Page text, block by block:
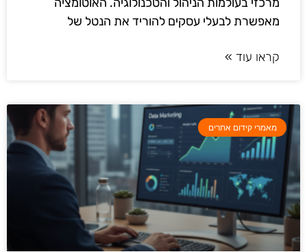
מאפשרת לבעלי עסקים להוריד את הנטל של
קראו עוד »
מאמרי קידום אתרים